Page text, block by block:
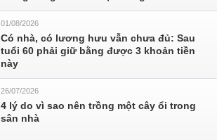
01/08/2026
Có nhà, có lương hưu vẫn chưa đủ: Sau
tuổi 60 phải giữ bằng được 3 khoản tiền
này
26/07/2026
4 lý do vì sao nên trồng một cây ổi trong
sân nhà